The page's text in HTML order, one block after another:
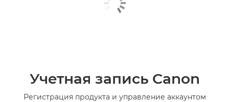
Учетная запись Canon
Регистрация продукта и управление аккаунтом